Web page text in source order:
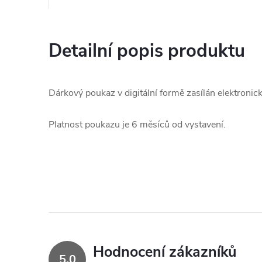
Detailní popis produktu
Dárkový poukaz v digitální formě zasílán
Platnost poukazu je 6 měsíců od vystavení.
Hodnocení zákazníků